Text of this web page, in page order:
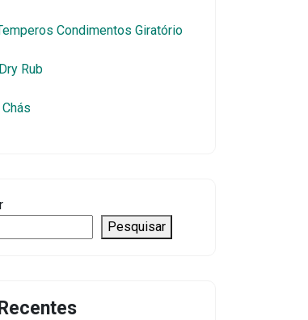
Condimentos Giratório
Rub
Pesquisar